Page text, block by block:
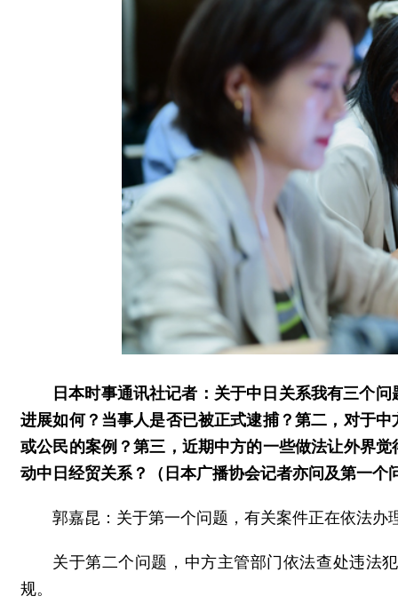
日本时事通讯社记者：关于中日关系我有三个
进展如何？当事人是否已被正式逮捕？第二，对于
或公民的案例？第三，近期中方的一些做法让外界
动中日经贸关系？（日本广播协会记者亦问及第一个
郭嘉昆：关于第一个问题，有关案件正在依法办
关于第二个问题，中方主管部门依法查处违法
规。